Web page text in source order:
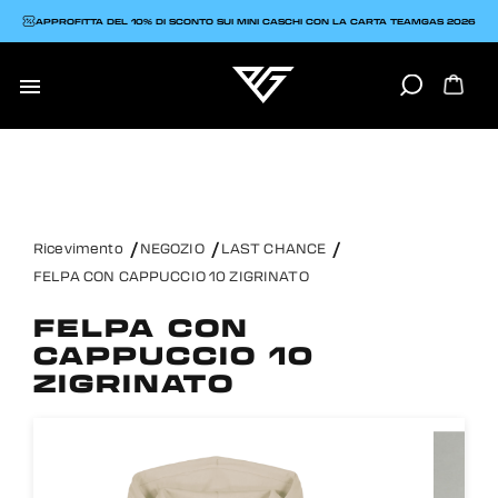

APPROFITTA DEL 10% DI SCONTO SUI MINI CASCHI CON LA CARTA TEAMGAS 2026
Ricevimento NEGOZIO
LAST CHANCE
FELPA CON CAPPUCCIO 10 ZIGRINATO
FELPA CON
CAPPUCCIO 10
ZIGRINATO